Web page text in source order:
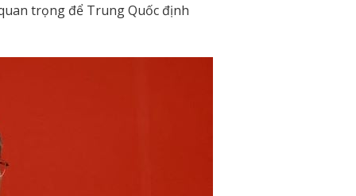
trọng để Trung Quốc định